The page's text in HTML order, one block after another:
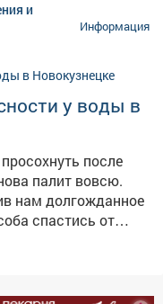
участие
Также две
Кузбасса,
главам
обучение
и
Информация
у воды в
после
палит вовсю.
нам долгожданное
спастись от
воду Томи или
не найти.